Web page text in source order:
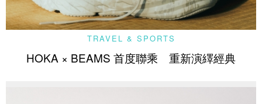
TRAVEL & SPORTS
HOKA × BEAMS 首度聯乘 重新演繹經典